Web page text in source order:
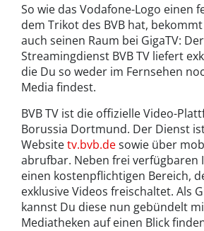
So wie das Vodafone-Logo einen
dem Trikot des BVB hat,
auch seinen Raum bei GigaTV:
Streamingdienst BVB TV liefert
die Du so weder im Fernsehen
Media findest.
BVB TV ist die offizielle Video-
Borussia Dortmund. Der Dienst
Websitetv.bvb.desowie über
abrufbar. Neben frei verfügbaren
einen kostenpflichtigen Bereich,
exklusive Videos freischaltet. Als
kannst Du diese nun gebündelt
Mediatheken auf einen Blick